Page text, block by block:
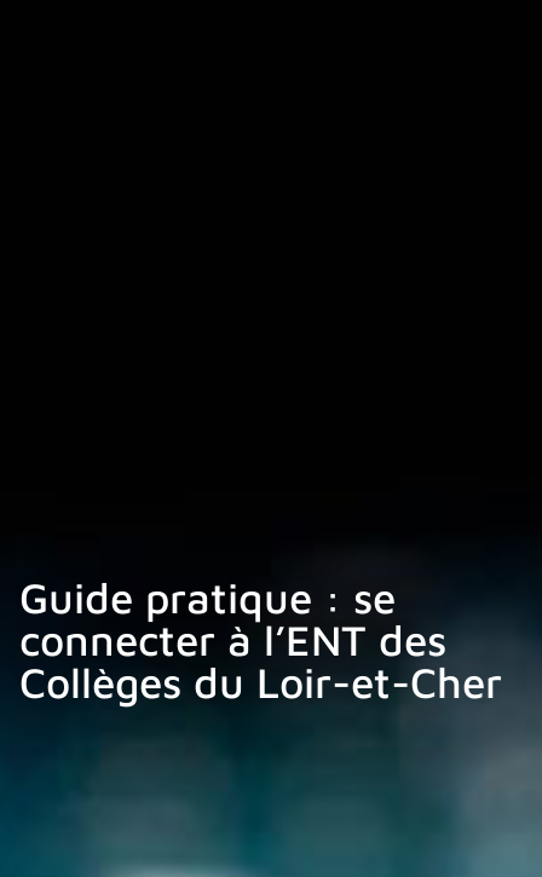
Guide pratique : se
connecter à l’ENT des
Collèges du Loir-et-Cher